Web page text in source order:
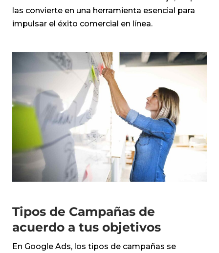
las convierte en una herramienta esencial para
impulsar el éxito comercial en línea.
Tipos de Campañas de
acuerdo a tus objetivos
En Google Ads, los tipos de campañas se